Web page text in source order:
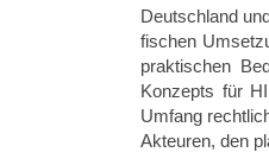
Deutsch­land
fi­schen
prak­ti­schen
Kon­zepts für
Um­fang
Ak­teu­ren, den